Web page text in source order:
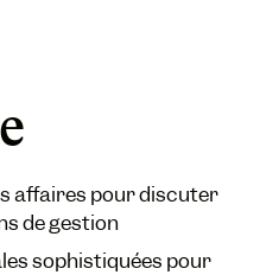
affaires pour discuter
de gestion
sophistiquées pour